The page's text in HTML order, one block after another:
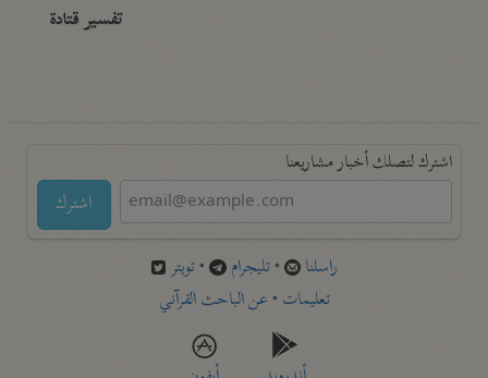
تفسير قتادة
اشترك لتصلك أخبار مشاريعنا
اشترك
راسلنا •تليجرام •تويتر
تعليمات •عن الباحث القرآني